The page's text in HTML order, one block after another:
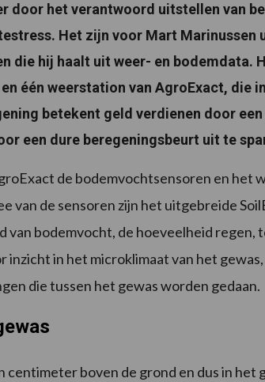
door het verantwoord uitstellen van
Het zijn voor Mart Marinussen
die hij haalt uit weer- en bodemdata.
één weerstation van AgroExact, die
betekent geld verdienen door
een dure beregeningsbeurt uit te
de bodemvochtsensoren en het
van de sensoren zijn het uitgebreide
van bodemvocht, de hoeveelheid
inzicht in het microklimaat van het
die tussen het gewas worden gedaan.
centimeter boven de grond en dus in het